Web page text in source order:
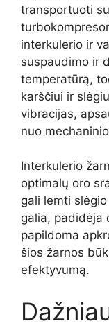
transportuoti
interkulerio ir
suspaudimo ir
temperatūrą,
karščiui ir
vibracijas,
nuo
Interkulerio
optimalų oro
gali lemti
galia, padidėja
papildoma
šios žarnos
efektyvumą.